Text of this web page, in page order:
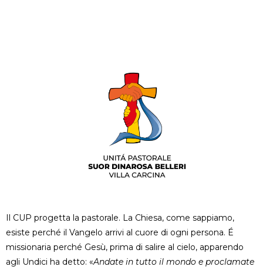
Il CUP progetta la pastorale. La Chiesa, come sappiamo,
esiste perché il Vangelo arrivi al cuore di ogni persona. É
missionaria perché Gesù, prima di salire al cielo, apparendo
agli Undici ha detto: «Andate in tutto il mondo e proclamate